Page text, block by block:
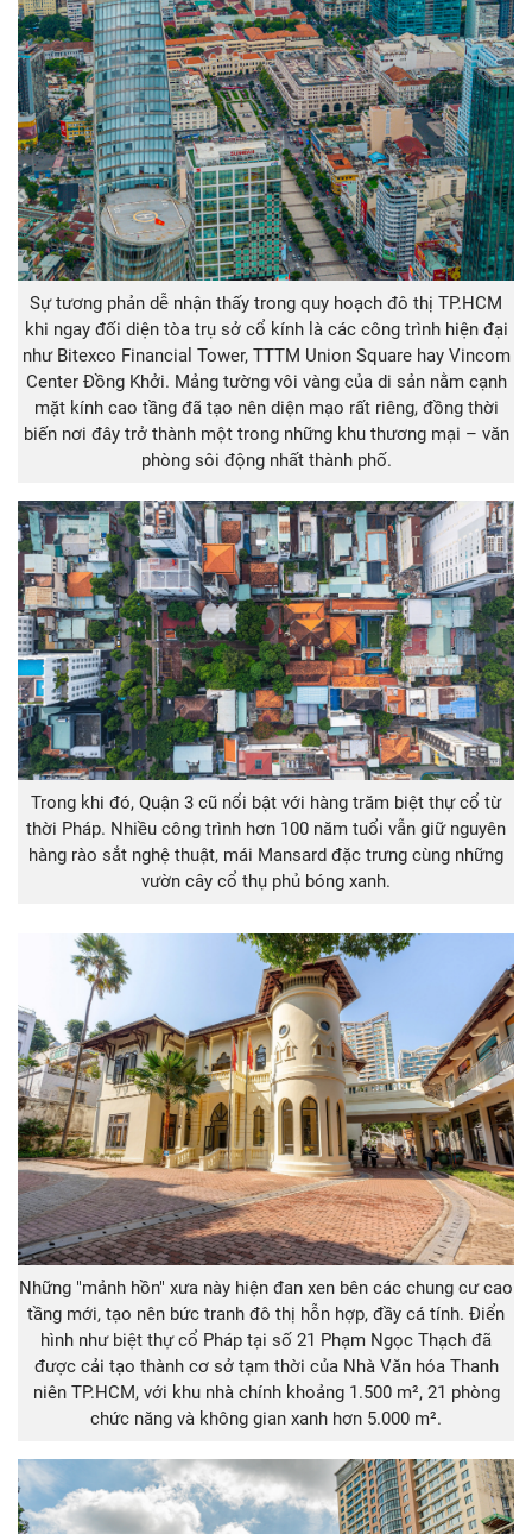
Sự tương phản dễ nhận thấy trong quy hoạch đô thị TP.HCM
khi ngay đối diện tòa trụ sở cổ kính là các công trình hiện đại
như Bitexco Financial Tower, TTTM Union Square hay Vincom
Center Đồng Khởi. Mảng tường vôi vàng của di sản nằm cạnh
mặt kính cao tầng đã tạo nên diện mạo rất riêng, đồng thời
biến nơi đây trở thành một trong những khu thương mại – văn
phòng sôi động nhất thành phố.
Trong khi đó, Quận 3 cũ nổi bật với hàng trăm biệt thự cổ từ
thời Pháp. Nhiều công trình hơn 100 năm tuổi vẫn giữ nguyên
hàng rào sắt nghệ thuật, mái Mansard đặc trưng cùng những
vườn cây cổ thụ phủ bóng xanh.
Những "mảnh hồn" xưa này hiện đan xen bên các chung cư cao
tầng mới, tạo nên bức tranh đô thị hỗn hợp, đầy cá tính. Điển
hình như biệt thự cổ Pháp tại số 21 Phạm Ngọc Thạch đã
được cải tạo thành cơ sở tạm thời của Nhà Văn hóa Thanh
niên TP.HCM, với khu nhà chính khoảng 1.500 m², 21 phòng
chức năng và không gian xanh hơn 5.000 m².